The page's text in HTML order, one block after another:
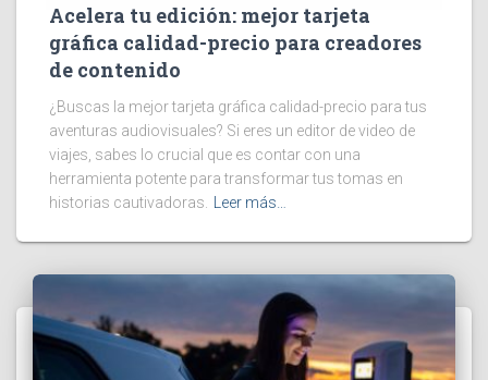
Acelera tu edición: mejor tarjeta
gráfica calidad-precio para creadores
de contenido
¿Buscas la mejor tarjeta gráfica calidad-precio para tus
aventuras audiovisuales? Si eres un editor de video de
viajes, sabes lo crucial que es contar con una
herramienta potente para transformar tus tomas en
historias cautivadoras.
Leer más…